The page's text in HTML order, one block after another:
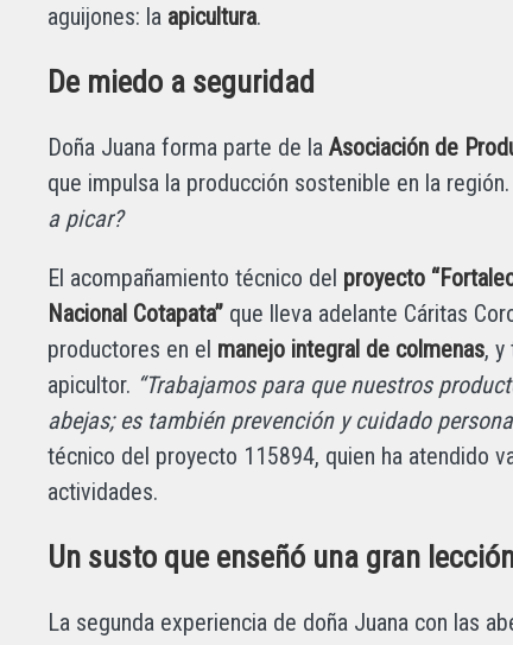
aguijones: la apicultura.
De miedo a seguridad
Doña Juana forma parte de laAsociación de
que impulsa la producción sostenible en la
a picar?
El acompañamiento técnico del proyecto
Nacional Cotapata” que lleva adelante Cáritas
productores en el manejo integral de colmenas, y
apicultor. “Trabajamos para que nuestros
abejas; es también prevención y cuidado
técnico del proyecto 115894, quien ha atendido
actividades.
Un susto que enseñó una gran
La segunda experiencia de doña Juana con las